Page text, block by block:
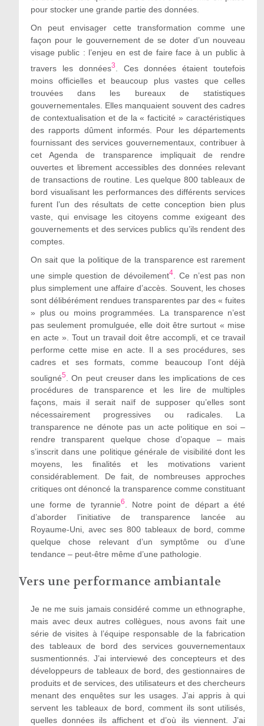
pour stocker une grande partie des données.
On peut envisager cette transformation comme une
façon pour le gouvernement de se doter d’un nouveau
visage public : l’enjeu en est de faire face à un public à
travers les données3
. Ces données étaient toutefois
moins officielles et beaucoup plus vastes que celles
trouvées dans les bureaux de statistiques
gouvernementales. Elles manquaient souvent des cadres
de contextualisation et de la « facticité » caractéristiques
des rapports dûment informés. Pour les départements
fournissant des services gouvernementaux, contribuer à
cet Agenda de transparence impliquait de rendre
ouvertes et librement accessibles des données relevant
de transactions de routine. Les quelque 800 tableaux de
bord visualisant les performances des différents services
furent l’un des résultats de cette conception bien plus
vaste, qui envisage les citoyens comme exigeant des
gouvernements et des services publics qu’ils rendent des
comptes.
On sait que la politique de la transparence est rarement
une simple question de dévoilement4
. Ce n’est pas non
plus simplement une affaire d’accès. Souvent, les choses
sont délibérément rendues transparentes par des « fuites
» plus ou moins programmées. La transparence n’est
pas seulement promulguée, elle doit être surtout « mise
en acte ». Tout un travail doit être accompli, et ce travail
performe cette mise en acte. Il a ses procédures, ses
cadres et ses formats, comme beaucoup l’ont déjà
souligné5
. On peut creuser dans les implications de ces
procédures de transparence et les lire de multiples
façons, mais il serait naïf de supposer qu’elles sont
nécessairement progressives ou radicales. La
transparence ne dénote pas un acte politique en soi –
rendre transparent quelque chose d’opaque – mais
s’inscrit dans une politique générale de visibilité dont les
moyens, les finalités et les motivations varient
considérablement. De fait, de nombreuses approches
critiques ont dénoncé la transparence comme constituant
une forme de tyrannie6
. Notre point de départ a été
d’aborder l’initiative de transparence lancée au
Royaume-Uni, avec ses 800 tableaux de bord, comme
quelque chose relevant d’un symptôme ou d’une
tendance – peut-être même d’une pathologie.
Vers une performance ambiantale
Je ne me suis jamais considéré comme un ethnographe,
mais avec deux autres collègues, nous avons fait une
série de visites à l’équipe responsable de la fabrication
des tableaux de bord des services gouvernementaux
susmentionnés. J’ai interviewé des concepteurs et des
développeurs de tableaux de bord, des gestionnaires de
produits et de services, des utilisateurs et des chercheurs
menant des enquêtes sur les usages. J’ai appris à qui
servent les tableaux de bord, comment ils sont utilisés,
quelles données ils affichent et d’où ils viennent. J’ai